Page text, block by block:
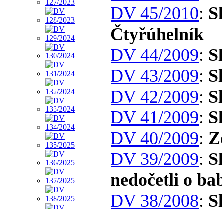
DV 45/2010:
Čtyřúhelník
DV 44/2009:
DV 43/2009:
DV 42/2009:
DV 41/2009:
DV 40/2009:
DV 39/2009:
nedočetli o
DV 38/2008: